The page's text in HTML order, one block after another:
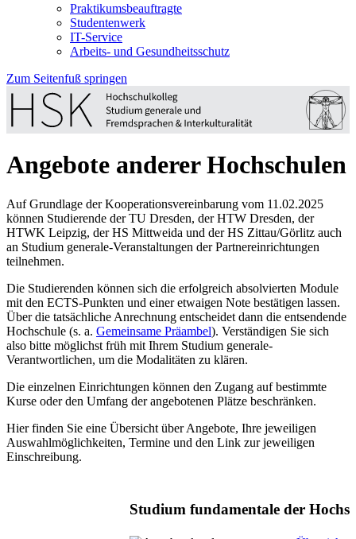
Praktikumsbeauftragte
Studentenwerk
IT-Service
Arbeits- und Gesundheitsschutz
Zum Seitenfuß springen
Angebote anderer Hochschulen
Auf Grundlage der Kooperationsvereinbarung vom 11.02.2025
können Studierende der TU Dresden, der HTW Dresden, der
HTWK Leipzig, der HS Mittweida und der HS Zittau/Görlitz auch
an Studium generale-Veranstaltungen der Partnereinrichtungen
teilnehmen.
Die Studierenden können sich die erfolgreich absolvierten Module
mit den ECTS-Punkten und einer etwaigen Note bestätigen lassen.
Über die tatsächliche Anrechnung entscheidet dann die entsendende
Hochschule (s. a. Gemeinsame Präambel). Verständigen Sie sich
also bitte möglichst früh mit Ihrem Studium generale-
Verantwortlichen, um die Modalitäten zu klären.
Die einzelnen Einrichtungen können den Zugang auf bestimmte
Kurse oder den Umfang der angebotenen Plätze beschränken.
Hier finden Sie eine Übersicht über Angebote, Ihre jeweiligen
Auswahlmöglichkeiten, Termine und den Link zur jeweiligen
Einschreibung.